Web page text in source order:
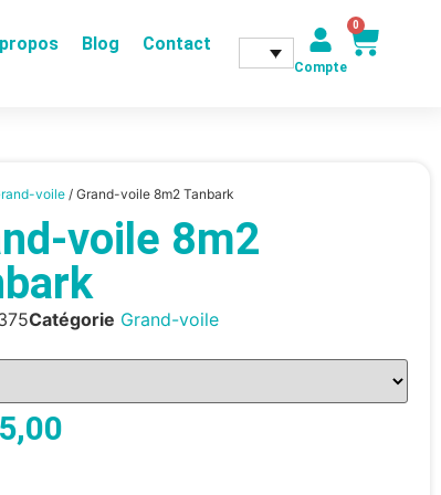
Blog Contact
Compte
0
voile/ Grand-voile 8m2 Tanbark
voile 8m2
Catégorie Grand-voile